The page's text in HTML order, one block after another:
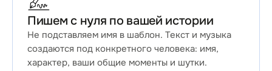
Пишем с нуля по вашей истории
Не подставляем имя в шаблон. Текст и музыка
создаются под конкретного человека: имя,
характер, ваши общие моменты и шутки.